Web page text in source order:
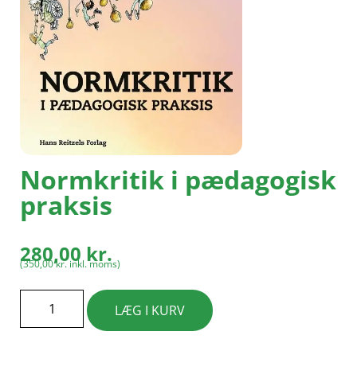
Normkritik i pædagogisk
praksis
280,00kr.
(350,00kr.inkl. moms)
LÆG I KURV